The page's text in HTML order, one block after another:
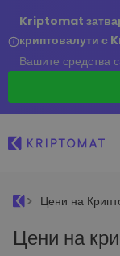
Kriptomat
криптовалути с
Вашите средства
Цени на
Цени на